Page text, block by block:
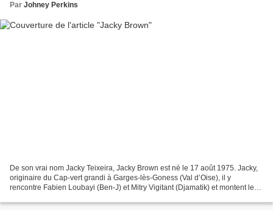
Par Johney Perkins
De son vrai nom Jacky Teixeira, Jacky Brown est né le 17 août 1975. Jacky,
originaire du Cap-vert grandi à Garges-lès-Goness (Val d’Oise), il y
rencontre Fabien Loubayi (Ben-J) et Mitry Vigitant (Djamatik) et montent le